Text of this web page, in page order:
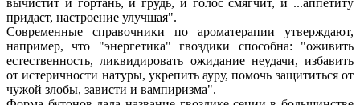
придаст, настроение улучшая".
Современные справочники по ароматерапии утверждают,
например, что "энергетика" гвоздики способна: "оживить
естественность, ликвидировать ожидание неудачи, избавить
от истеричности натуры, укрепить ауру, помочь защититься от
чужой злобы, зависти и вампиризма".